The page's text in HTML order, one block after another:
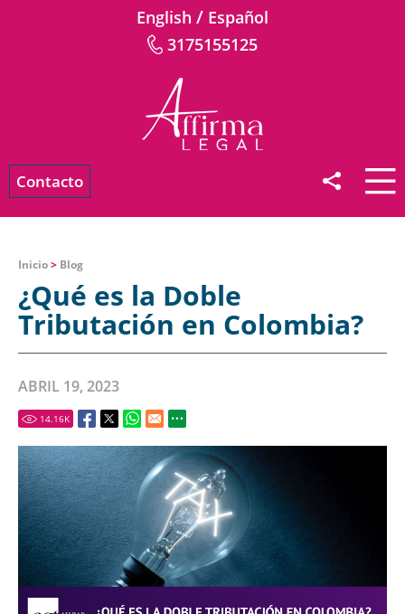
English / Español
3175155125
Contacto
Inicio> Blog
¿Qué es la Doble
Tributación en Colombia?
ABRIL 19, 2023
14.16K